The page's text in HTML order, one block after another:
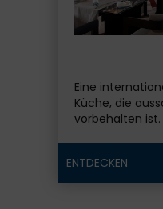
Eine
Küche, die
vorbehalten ist.
ENTDECKEN